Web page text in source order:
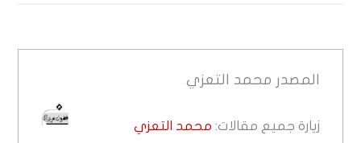
المصدر محمد التعزي
زيارة جميع مقالات: محمد التعزي